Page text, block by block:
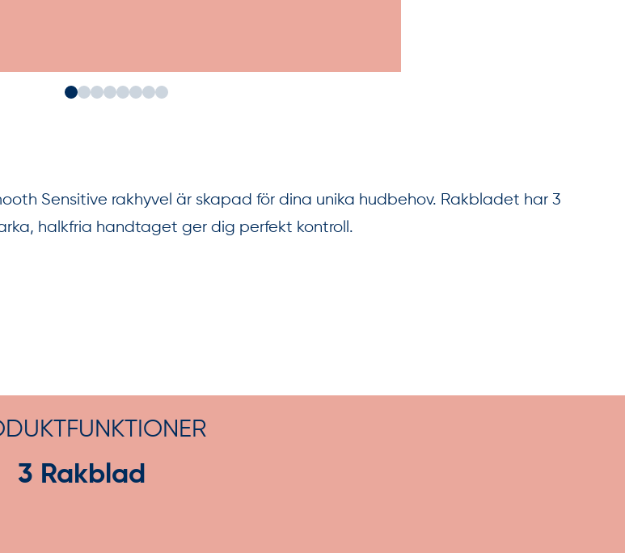
Sensitive rakhyvel är skapad för dina unika hudbehov. Rakbladet har 3
halkfria handtaget ger dig perfekt kontroll.
3 Rakblad